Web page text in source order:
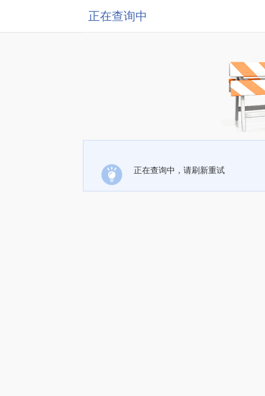
正在查询中
正在查询中，请刷新重试